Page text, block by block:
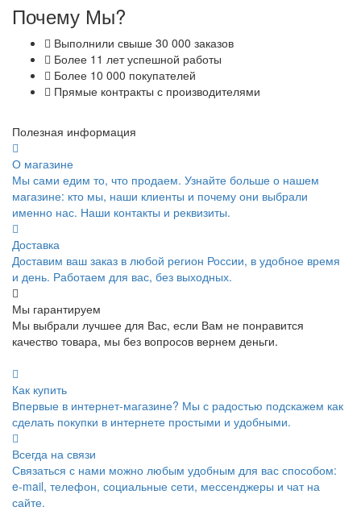
Почему Мы?
Выполнили свыше 30 000 заказов
Более 11 лет успешной работы
Более 10 000 покупателей
Прямые контракты с производителями
Полезная информация
О магазине
Мы сами едим то, что продаем. Узнайте больше о нашем
магазине: кто мы, наши клиенты и почему они выбрали
именно нас. Наши контакты и реквизиты.
Доставка
Доставим ваш заказ в любой регион России, в удобное время
и день. Работаем для вас, без выходных.
Мы гарантируем
Мы выбрали лучшее для Вас, если Вам не понравится
качество товара, мы без вопросов вернем деньги.
Как купить
Впервые в интернет-магазине? Мы с радостью подскажем как
сделать покупки в интернете простыми и удобными.
Всегда на связи
Связаться с нами можно любым удобным для вас способом:
e-mail, телефон, социальные сети, мессенджеры и чат на
сайте.